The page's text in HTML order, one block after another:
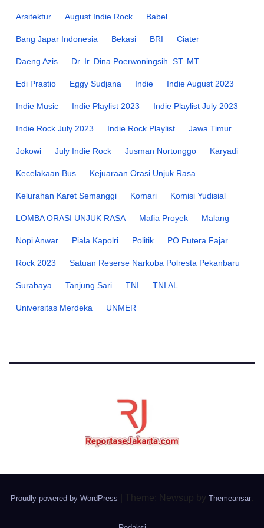
Arsitektur August Indie Rock Babel
Bang Japar Indonesia Bekasi BRI Ciater
Daeng Azis Dr. Ir. Dina Poerwoningsih. ST. MT.
Edi Prastio Eggy Sudjana Indie Indie August 2023
Indie Music Indie Playlist 2023 Indie Playlist July 2023
Indie Rock July 2023 Indie Rock Playlist Jawa Timur
Jokowi July Indie Rock Jusman Nortonggo Karyadi
Kecelakaan Bus Kejuaraan Orasi Unjuk Rasa
Kelurahan Karet Semanggi Komari Komisi Yudisial
LOMBA ORASI UNJUK RASA Mafia Proyek Malang
Nopi Anwar Piala Kapolri Politik PO Putera Fajar
Rock 2023 Satuan Reserse Narkoba Polresta Pekanbaru
Surabaya Tanjung Sari TNI TNI AL
Universitas Merdeka UNMER
Proudly powered by WordPress Theme: Newsup by Themeansar.